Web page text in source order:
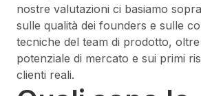
nostre valutazioni ci basiamo
sulle qualità dei founders e sulle
tecniche del team di prodotto,
potenziale di mercato e sui primi
clienti reali.